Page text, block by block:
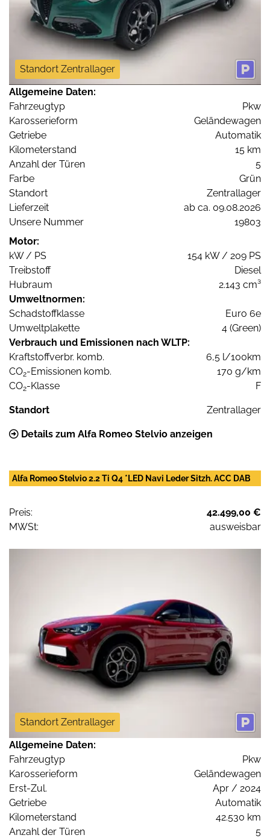
Standort Zentrallager
Allgemeine Daten:
Fahrzeugtyp
Pkw
Karosserieform
Geländewagen
Getriebe
Automatik
Kilometerstand
15 km
Anzahl der Türen
5
Farbe
Grün
Standort
Zentrallager
Lieferzeit
ab ca. 09.08.2026
Unsere Nummer
19803
Motor:
kW / PS
154 kW / 209 PS
Treibstoff
Diesel
Hubraum
2.143 cm³
Umweltnormen:
Schadstoffklasse
Euro 6e
Umweltplakette
4 (Green)
Verbrauch und Emissionen nach WLTP:
Kraftstoffverbr. komb.
6,5 l/100km
CO2-Emissionen komb.
170 g/km
CO2-Klasse F
Standort Zentrallager
Details zum Alfa Romeo Stelvio anzeigen
Alfa Romeo Stelvio 2.2 Ti Q4 *LED Navi Leder Sitzh. ACC DAB
Preis:
42.499,00 €
MWSt:
ausweisbar
Standort Zentrallager
Allgemeine Daten:
Fahrzeugtyp
Pkw
Karosserieform
Geländewagen
Erst-Zul.
Apr / 2024
Getriebe
Automatik
Kilometerstand
42.530 km
Anzahl der Türen
5